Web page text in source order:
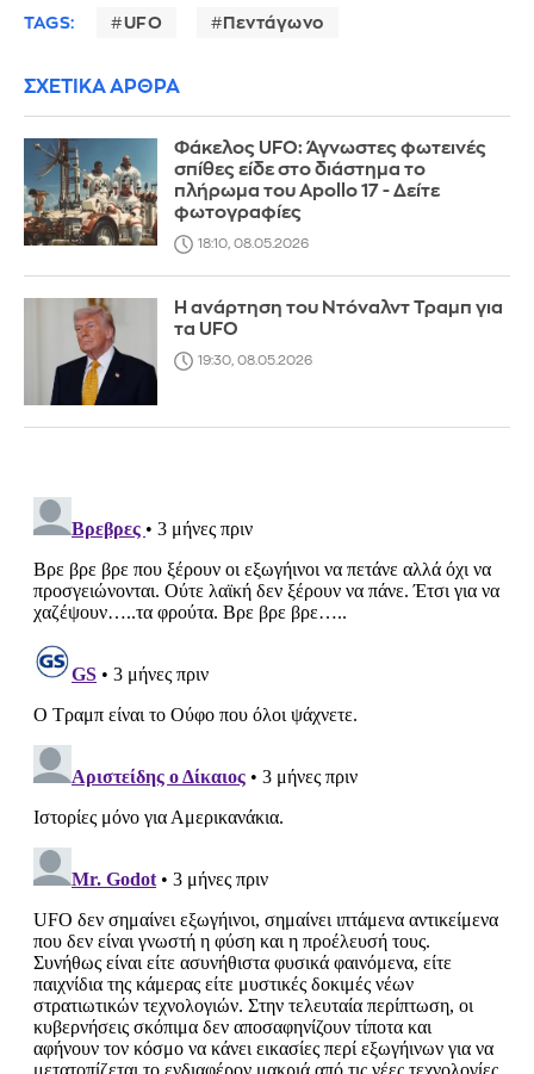
TAGS: UFO Πεντάγωνο
ΣΧΕΤΙΚΑ ΑΡΘΡΑ
Φάκελος UFO: Άγνωστες φωτεινές
σπίθες είδε στο διάστημα το
πλήρωμα του Apollo 17 - Δείτε
φωτογραφίες
18:10, 08.05.2026
Η ανάρτηση του Ντόναλντ Τραμπ για
τα UFO
19:30, 08.05.2026